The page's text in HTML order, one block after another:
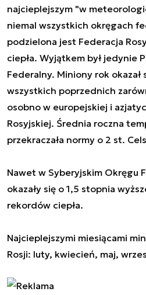
najcieplejszym "w
niemal wszystkich okręgach
podzielona jest Federacja
ciepła. Wyjątkem był jedynie
Federalny. Miniony rok okazał
wszystkich poprzednich
osobno w europejskiej i
Rosyjskiej. Średnia roczna
przekraczała normy o 2 st.
Nawet w Syberyjskim Okręgu
okazały się o 1,5 stopnia
rekordów ciepła.
Najcieplejszymi miesiącami
Rosji: luty, kwiecień, maj,